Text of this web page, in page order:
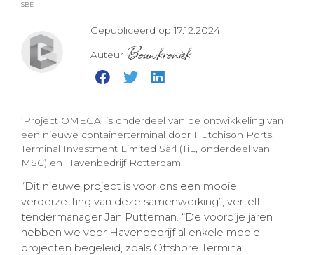
SBE
Gepubliceerd op 17.12.2024
Auteur Bouwkroniek
‘Project OMEGA’ is onderdeel van de ontwikkeling van
een nieuwe containerterminal door Hutchison Ports,
Terminal Investment Limited Sàrl (TiL, onderdeel van
MSC) en Havenbedrijf Rotterdam.
“Dit nieuwe project is voor ons een mooie
verderzetting van deze samenwerking”, vertelt
tendermanager Jan Putteman. “De voorbije jaren
hebben we voor Havenbedrijf al enkele mooie
projecten begeleid, zoals Offshore Terminal